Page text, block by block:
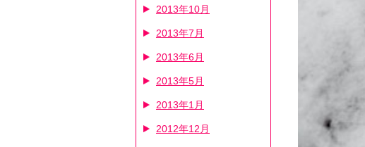
2013年10月
2013年7月
2013年6月
2013年5月
2013年1月
2012年12月